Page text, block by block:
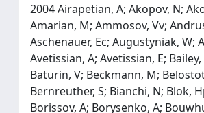
2004 Airapetian, A; Akopov, N;
Amarian, M; Ammosov, Vv;
Aschenauer, Ec; Augustyniak, W;
Avetissian, A; Avetissian, E; Bailey,
Baturin, V; Beckmann, M;
Bernreuther, S; Bianchi, N; Blok,
Borissov, A; Borysenko, A;